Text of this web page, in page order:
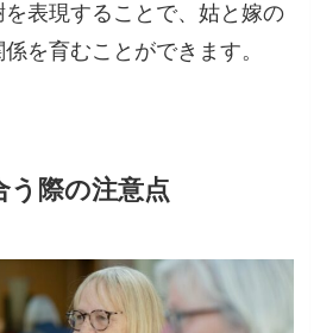
表現することで、姑と嫁の
を育むことができます。
う際の注意点